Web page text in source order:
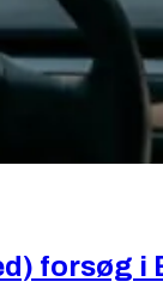
forsøg i